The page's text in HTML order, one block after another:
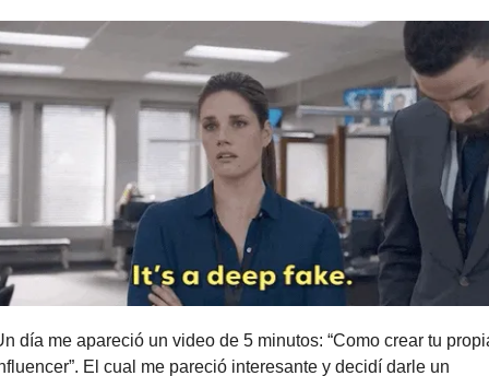
día me apareció un video de 5 minutos: “Como crear tu
El cual me pareció interesante y decidí darle un